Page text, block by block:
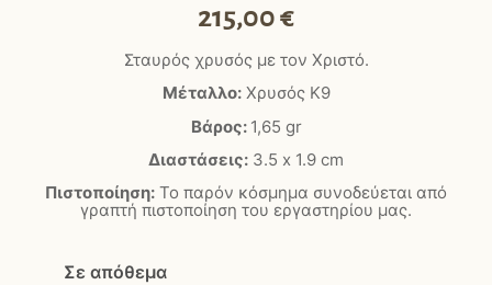
215,00€
Σταυρός χρυσός με τον Χριστό.
Μέταλλο:Χρυσός Κ9
Βάρος: 1,65 gr
Διαστάσεις: 3.5 x 1.9 cm
Πιστοποίηση: Το παρόν κόσμημα συνοδεύεται από
γραπτή πιστοποίηση του εργαστηρίου μας.
Σε απόθεμα